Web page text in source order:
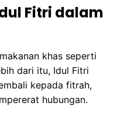
Fitri dalam
khas seperti
dari itu, Idul Fitri
kepada fitrah,
hubungan.